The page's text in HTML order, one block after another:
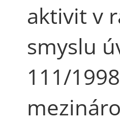
aktivit v
smyslu
111/